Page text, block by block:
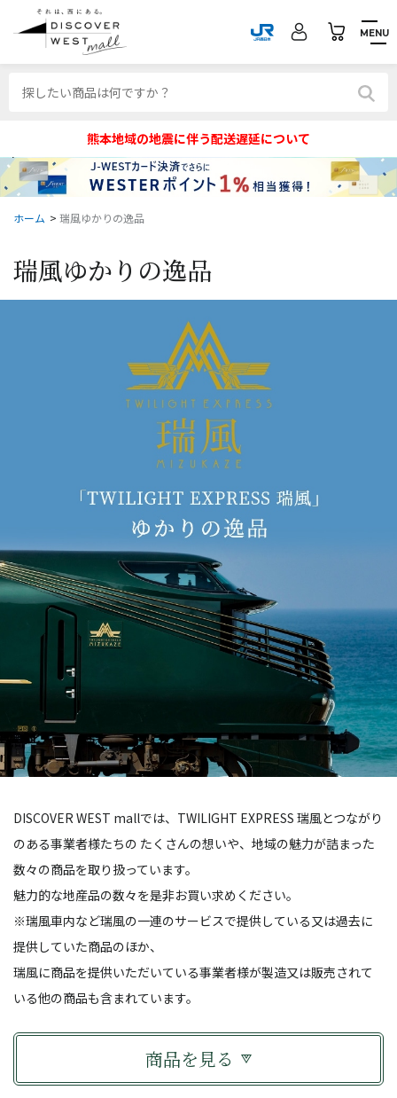
MENU
熊本地域の地震に伴う配送遅延について
ホーム > 瑞風ゆかりの逸品
瑞風ゆかりの逸品
DISCOVER WEST mallでは、TWILIGHT EXPRESS 瑞風とつながり
のある事業者様たちの たくさんの想いや、地域の魅力が詰まった
数々の商品を取り扱っています。
魅力的な地産品の数々を是非お買い求めください。
※瑞風車内など瑞風の一連のサービスで提供している又は過去に
提供していた商品のほか、
瑞風に商品を提供いただいている事業者様が製造又は販売されて
いる他の商品も含まれています。
商品を見る